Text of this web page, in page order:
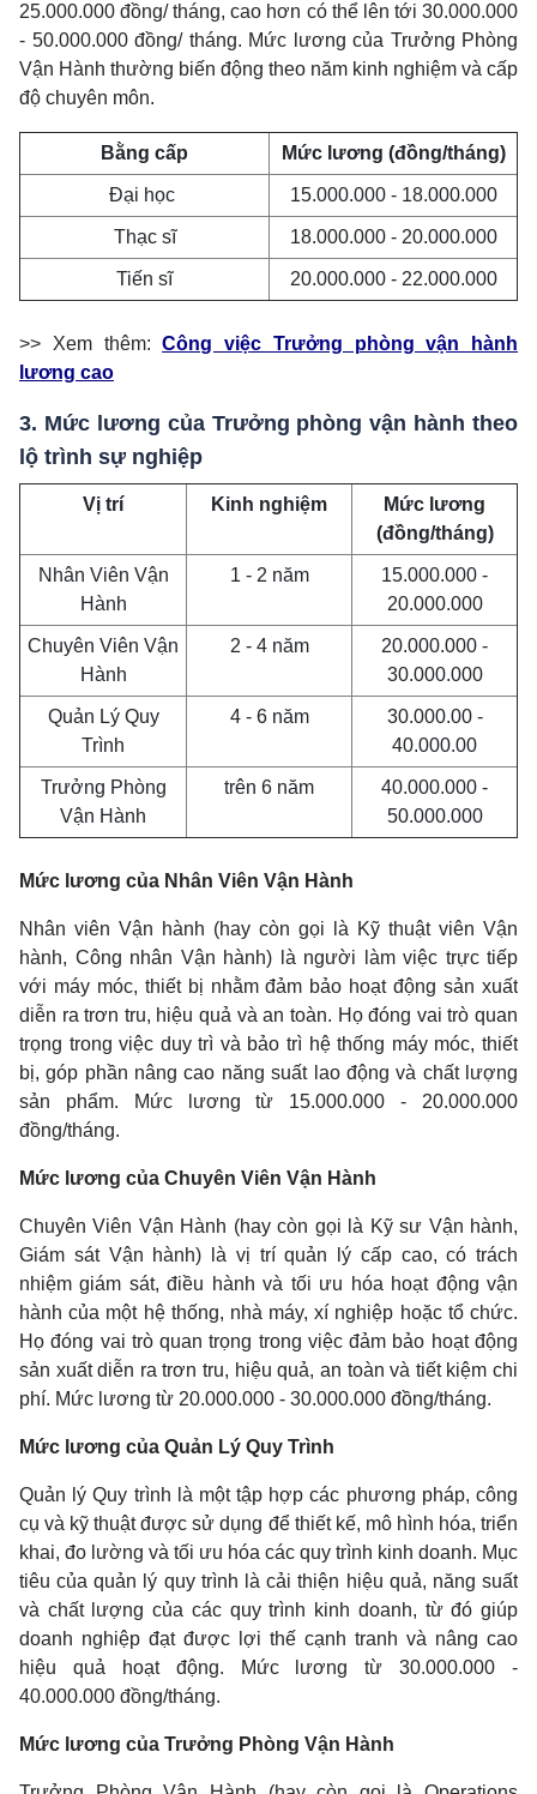
25.000.000 đồng/ tháng, cao hơn có thể lên tới 30.000.000
- 50.000.000 đồng/ tháng. Mức lương của Trưởng Phòng
Vận Hành thường biến động theo năm kinh nghiệm và cấp
độ chuyên môn.
Bằng cấp Mức lương (đồng/tháng)
Đại học 15.000.000 - 18.000.000
Thạc sĩ 18.000.000 - 20.000.000
Tiến sĩ 20.000.000 - 22.000.000
>> Xem thêm:Công việc Trưởng phòng vận hành
lương cao
3. Mức lương của Trưởng phòng vận hành theo
lộ trình sự nghiệp
Vị trí Kinh nghiệm
Mức lương
(đồng/tháng)
Nhân Viên Vận
Hành
1 - 2 năm
15.000.000 -
20.000.000
Chuyên Viên Vận
Hành
2 - 4 năm
20.000.000 -
30.000.000
Quản Lý Quy
Trình
4 - 6 năm
30.000.00 -
40.000.00
Trưởng Phòng
Vận Hành
trên 6 năm
40.000.000 -
50.000.000
Mức lương của Nhân Viên Vận Hành
Nhân viên Vận hành (hay còn gọi là Kỹ thuật viên Vận
hành, Công nhân Vận hành) là người làm việc trực tiếp
với máy móc, thiết bị nhằm đảm bảo hoạt động sản xuất
diễn ra trơn tru, hiệu quả và an toàn. Họ đóng vai trò quan
trọng trong việc duy trì và bảo trì hệ thống máy móc, thiết
bị, góp phần nâng cao năng suất lao động và chất lượng
sản phẩm. Mức lương từ 15.000.000 - 20.000.000
đồng/tháng.
Mức lương của Chuyên Viên Vận Hành
Chuyên Viên Vận Hành (hay còn gọi là Kỹ sư Vận hành,
Giám sát Vận hành) là vị trí quản lý cấp cao, có trách
nhiệm giám sát, điều hành và tối ưu hóa hoạt động vận
hành của một hệ thống, nhà máy, xí nghiệp hoặc tổ chức.
Họ đóng vai trò quan trọng trong việc đảm bảo hoạt động
sản xuất diễn ra trơn tru, hiệu quả, an toàn và tiết kiệm chi
phí. Mức lương từ 20.000.000 - 30.000.000 đồng/tháng.
Mức lương của Quản Lý Quy Trình
Quản lý Quy trình là một tập hợp các phương pháp, công
cụ và kỹ thuật được sử dụng để thiết kế, mô hình hóa, triển
khai, đo lường và tối ưu hóa các quy trình kinh doanh. Mục
tiêu của quản lý quy trình là cải thiện hiệu quả, năng suất
và chất lượng của các quy trình kinh doanh, từ đó giúp
doanh nghiệp đạt được lợi thế cạnh tranh và nâng cao
hiệu quả hoạt động. Mức lương từ 30.000.000 -
40.000.000 đồng/tháng.
Mức lương của Trưởng Phòng Vận Hành